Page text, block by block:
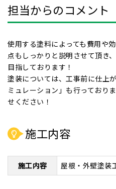
担当からのコメント
使用する塗料によっても費用や
点もしっかりと説明させて頂き
目指しております！
塗装については、工事前に仕上
ミュレーション」も行っており
せください！
施工内容
施工内容 屋根・外壁塗装